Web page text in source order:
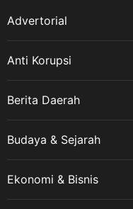
Advertorial
Anti Korupsi
Berita Daerah
Budaya & Sejarah
Ekonomi & Bisnis